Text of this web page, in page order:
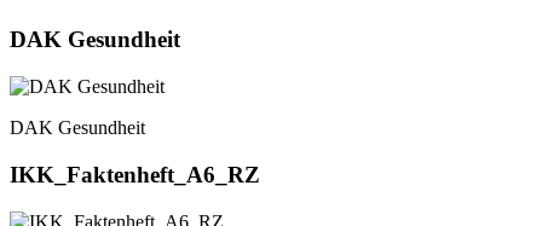
DAK Gesundheit
DAK Gesundheit
IKK_Faktenheft_A6_RZ